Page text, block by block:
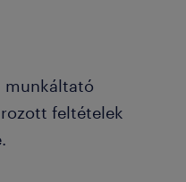
munkáltató
feltételek